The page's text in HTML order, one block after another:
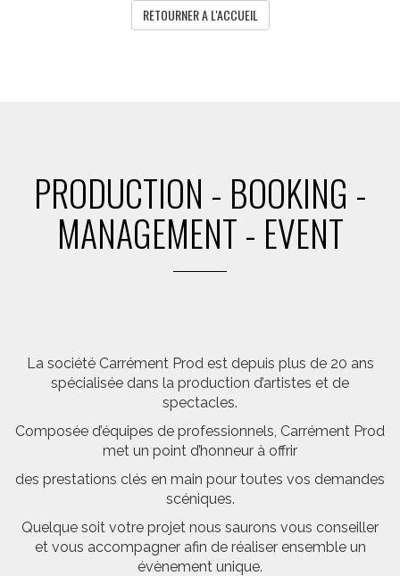
RETOURNER A L'ACCUEIL
PRODUCTION - BOOKING -
MANAGEMENT - EVENT
La société Carrément Prod est depuis plus de 20 ans
spécialisée dans la production d’artistes et de
spectacles.
Composée d’équipes de professionnels, Carrément Prod
met un point d’honneur à offrir
des prestations clés en main pour toutes vos demandes
scéniques.
Quelque soit votre projet nous saurons vous conseiller
et vous accompagner afin de réaliser ensemble un
évènement unique.